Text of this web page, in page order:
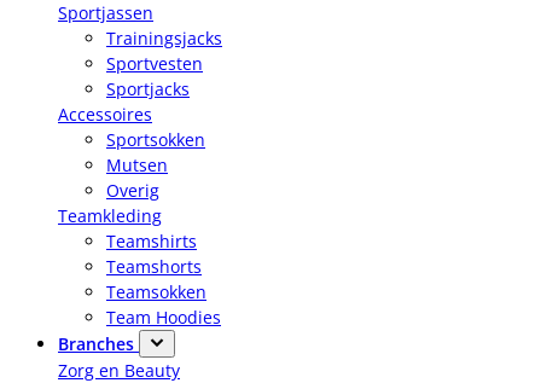
Sportjassen
Trainingsjacks
Sportvesten
Sportjacks
Accessoires
Sportsokken
Mutsen
Overig
Teamkleding
Teamshirts
Teamshorts
Teamsokken
Team Hoodies
Branches
Zorg en Beauty